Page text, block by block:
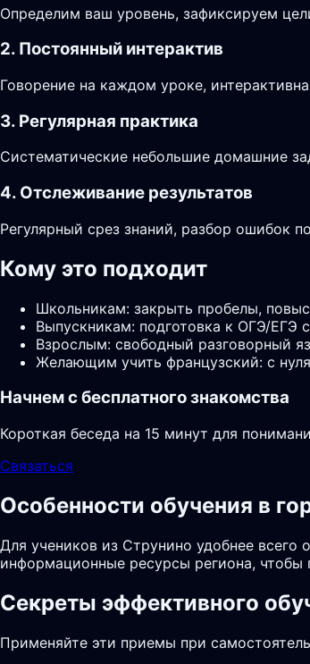
Определим ваш уровень, зафиксируем
2. Постоянный интерактив
Говорение на каждом уроке,
3. Регулярная практика
Систематические небольшие домашние
4. Отслеживание результатов
Регулярный срез знаний, разбор ошибок
Кому это подходит
Школьникам: закрыть пробелы,
Выпускникам: подготовка к ОГЭ/ЕГЭ
Взрослым: свободный разговорный
Желающим учить французский: с
Начнем с бесплатного знакомства
Короткая беседа на 15 минут для
Связаться
Особенности обучения в
Для учеников из Струнино удобнее
информационные ресурсы региона, чтобы
Секреты эффективного
Применяйте эти приемы при